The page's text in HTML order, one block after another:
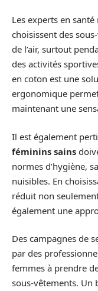
Les experts en
choisissent des
de l’air, surtout
des activités
en coton est une
ergonomique
maintenant une
Il est également
féminins sains
normes d’hygiène,
nuisibles. En
réduit non
également une
Des campagnes de
par des
femmes à prendre
sous-vêtements. Un